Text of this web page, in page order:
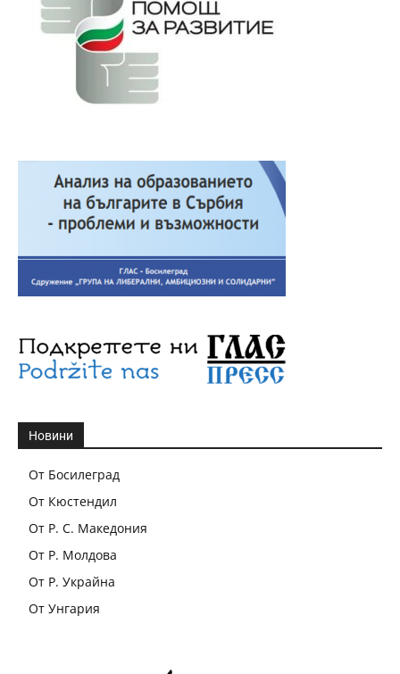
Новини
От Босилеград
От Кюстендил
От Р. С. Македония
От Р. Молдова
От Р. Украйна
От Унгария